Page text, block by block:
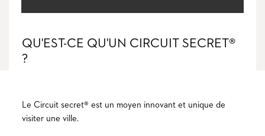
QU'EST-CE QU'UN CIRCUIT SECRET®
?
Le Circuit secret® est un moyen innovant et unique de
visiter une ville.